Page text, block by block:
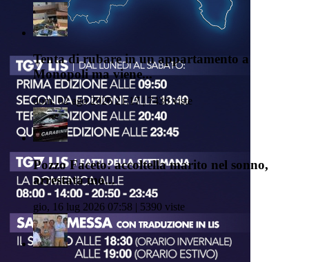
Tenta di rubare in un appartamento a
Monopoli ma viene...
dom, 02 ago 2026 21:17 | 7430 viste
Pozzo Faceto: accoltella marito nel sonno,
arrestata mo...
gio, 16 lug 2026 07:58 | 5390 viste